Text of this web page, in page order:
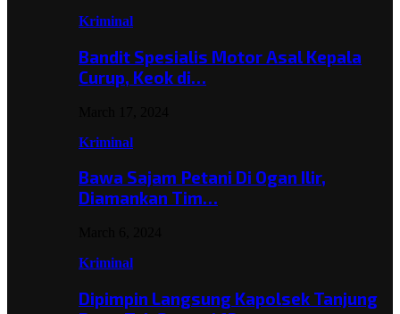
Kriminal
Bandit Spesialis Motor Asal Kepala
Curup, Keok di…
Kriminal
Bawa Sajam Petani Di Ogan Ilir,
Diamankan Tim…
Kriminal
Dipimpin Langsung Kapolsek Tanjung